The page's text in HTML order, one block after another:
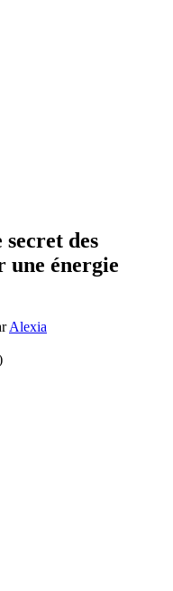
des
une énergie
Alexia